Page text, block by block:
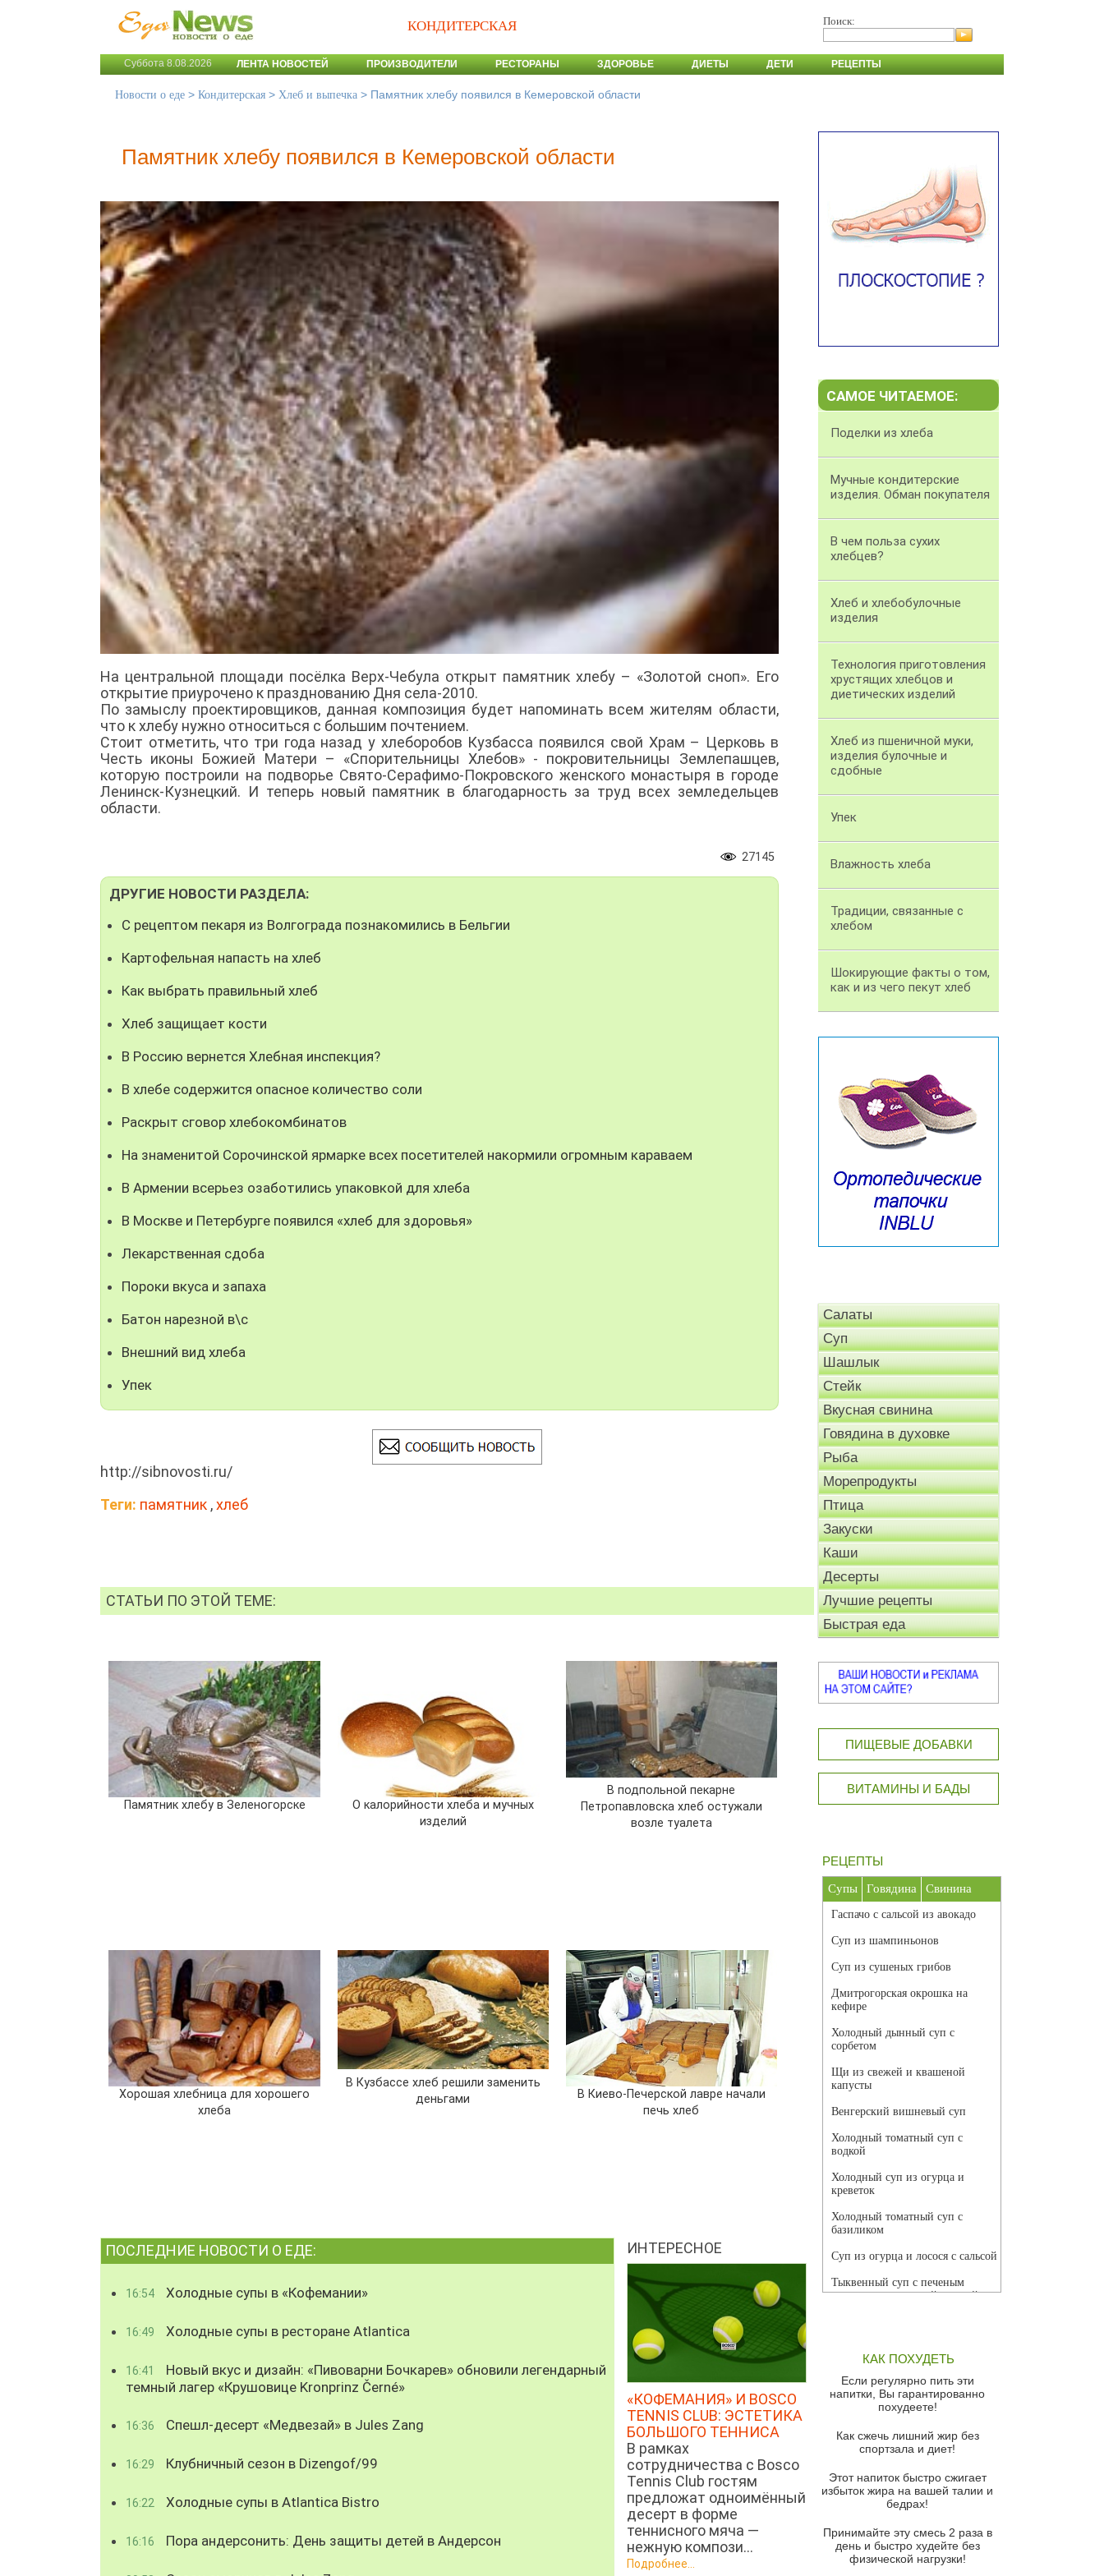
КОНДИТЕРСКАЯ Поиск:
Суббота 8.08.2026 ЛЕНТА НОВОСТЕЙ ПРОИЗВОДИТЕЛИ РЕСТОРАНЫ ЗДОРОВЬЕ ДИЕТЫ ДЕТИ РЕЦЕПТЫ
Новости о еде > Кондитерская > Хлеб и выпечка > Памятник хлебу появился в Кемеровской области
Памятник хлебу появился в Кемеровской области
На центральной площади посёлка Верх-Чебула открыт памятник хлебу – «Золотой сноп». Его
открытие приурочено к празднованию Дня села-2010.
По замыслу проектировщиков, данная композиция будет напоминать всем жителям области,
что к хлебу нужно относиться с большим почтением.
Стоит отметить, что три года назад у хлеборобов Кузбасса появился свой Храм – Церковь в
Честь иконы Божией Матери – «Спорительницы Хлебов» - покровительницы Землепашцев,
которую построили на подворье Свято-Серафимо-Покровского женского монастыря в городе
Ленинск-Кузнецкий. И теперь новый памятник в благодарность за труд всех земледельцев
области.
27145
ДРУГИЕ НОВОСТИ РАЗДЕЛА:
С рецептом пекаря из Волгограда познакомились в Бельгии
Картофельная напасть на хлеб
Как выбрать правильный хлеб
Хлеб защищает кости
В Россию вернется Хлебная инспекция?
В хлебе содержится опасное количество соли
Раскрыт сговор хлебокомбинатов
На знаменитой Сорочинской ярмарке всех посетителей накормили огромным караваем
В Армении всерьез озаботились упаковкой для хлеба
В Москве и Петербурге появился «хлеб для здоровья»
Лекарственная сдоба
Пороки вкуса и запаха
Батон нарезной в\с
Внешний вид хлеба
Упек
http://sibnovosti.ru/
Теги: памятник ,хлеб
СТАТЬИ ПО ЭТОЙ ТЕМЕ:
Памятник хлебу в Зеленогорске
О калорийности хлеба и мучных
изделий
В подпольной пекарне
Петропавловска хлеб остужали
возле туалета
Хорошая хлебница для хорошего
хлеба
В Кузбассе хлеб решили заменить
деньгами
В Киево-Печерской лавре начали
печь хлеб
ПОСЛЕДНИЕ НОВОСТИ О ЕДЕ:
16:54 Холодные супы в «Кофемании»
16:49 Холодные супы в ресторане Atlantica
16:41
Новый вкус и дизайн: «Пивоварни Бочкарев» обновили легендарный
темный лагер «Крушовице Kronprinz Černé»
16:36 Спешл-десерт «Медвезай» в Jules Zang
16:29 Клубничный сезон в Dizengof/99
16:22 Холодные супы в Atlantica Bistro
16:16 Пора андерсонить: День защиты детей в Андерсон
ИНТЕРЕСНОЕ
«КОФЕМАНИЯ» И BOSCO
TENNIS CLUB: ЭСТЕТИКА
БОЛЬШОГО ТЕННИСА
В рамках
сотрудничества с Bosco
Tennis Club гостям
предложат одноимённый
десерт в форме
теннисного мяча —
нежную компози...
Подробнее...
САМОЕ ЧИТАЕМОЕ:
Поделки из хлеба
Мучные кондитерские
изделия. Обман покупателя
В чем польза сухих
хлебцев?
Хлеб и хлебобулочные
изделия
Технология приготовления
хрустящих хлебцов и
диетических изделий
Хлеб из пшеничной муки,
изделия булочные и
сдобные
Упек
Влажность хлеба
Традиции, связанные с
хлебом
Шокирующие факты о том,
как и из чего пекут хлеб
Салаты
Суп
Шашлык
Стейк
Вкусная свинина
Говядина в духовке
Рыба
Морепродукты
Птица
Закуски
Каши
Десерты
Лучшие рецепты
Быстрая еда
ПИЩЕВЫЕ ДОБАВКИ
ВИТАМИНЫ И БАДЫ
РЕЦЕПТЫ
Супы Говядина Свинина
Гаспачо с сальсой из авокадо
Суп из шампиньонов
Суп из сушеных грибов
Дмитрогорская окрошка на
кефире
Холодный дынный суп с
сорбетом
Щи из свежей и квашеной
капусты
Венгерский вишневый суп
Холодный томатный суп с
водкой
Холодный суп из огурца и
креветок
Холодный томатный суп с
базиликом
Суп из огурца и лосося с сальсой
Тыквенный суп с печеным
чесноком и томатной сальсой
красного перца
Парижский луковый суп
Суп из спаржи и горошка с
Суп-крем из цветной капусты
Французский луковый суп
Суп из баклажанов с моцареллой
Грибной крем-суп с кростини с
козьим сыром
КАК ПОХУДЕТЬ
Если регулярно пить эти
напитки, Вы гарантированно
похудеете!
Как сжечь лишний жир без
спортзала и диет!
Этот напиток быстро сжигает
избыток жира на вашей талии и
бедрах!
Принимайте эту смесь 2 раза в
день и быстро худейте без
физической нагрузки!